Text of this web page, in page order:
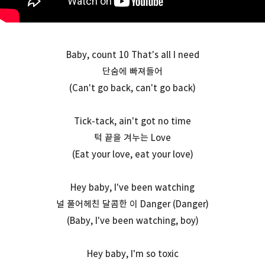
Baby, count 10 That's all I need
단숨에 빠져들어
(Can't go back, can't go back)
Tick-tack, ain't got no time
턱 끝을 겨누는 Love
(Eat your love, eat your love)
Hey baby, I've been watching
널 풀어헤친 달콤한 이 Danger (Danger)
(Baby, I've been watching, boy)
Hey baby, I'm so toxic